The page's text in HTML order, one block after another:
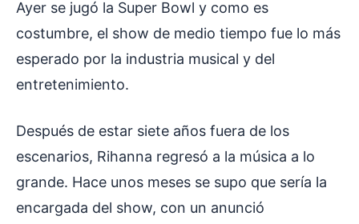
Ayer se jugó la Super Bowl y como es
costumbre, el show de medio tiempo fue lo más
esperado por la industria musical y del
entretenimiento.
Después de estar siete años fuera de los
escenarios, Rihanna regresó a la música a lo
grande. Hace unos meses se supo que sería la
encargada del show, con un anunció